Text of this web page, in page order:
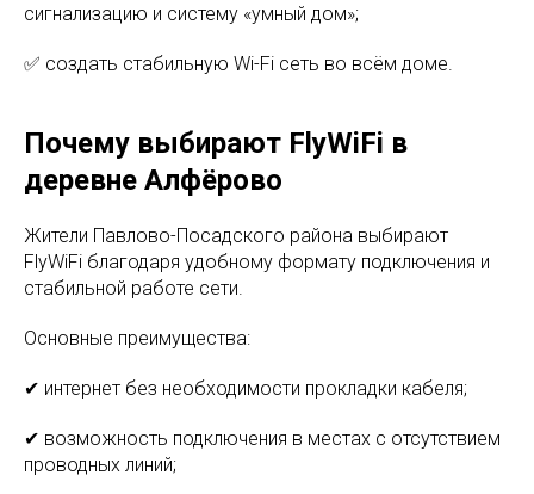
сигнализацию и систему «умный дом»;
✅ создать стабильную Wi-Fi сеть во всём доме.
Почему выбирают FlyWiFi в
деревне Алфёрово
Жители Павлово-Посадского района выбирают
FlyWiFi благодаря удобному формату подключения и
стабильной работе сети.
Основные преимущества:
✔ интернет без необходимости прокладки кабеля;
✔ возможность подключения в местах с отсутствием
проводных линий;